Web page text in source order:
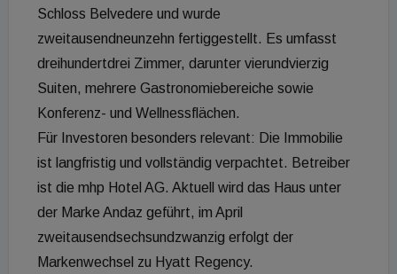
Schloss Belvedere und wurde
zweitausendneunzehn fertiggestellt. Es umfasst
dreihundertdrei Zimmer, darunter vierundvierzig
Suiten, mehrere Gastronomiebereiche sowie
Konferenz- und Wellnessflächen.
Für Investoren besonders relevant: Die Immobilie
ist langfristig und vollständig verpachtet. Betreiber
ist die mhp Hotel AG. Aktuell wird das Haus unter
der Marke Andaz geführt, im April
zweitausendsechsundzwanzig erfolgt der
Markenwechsel zu Hyatt Regency.